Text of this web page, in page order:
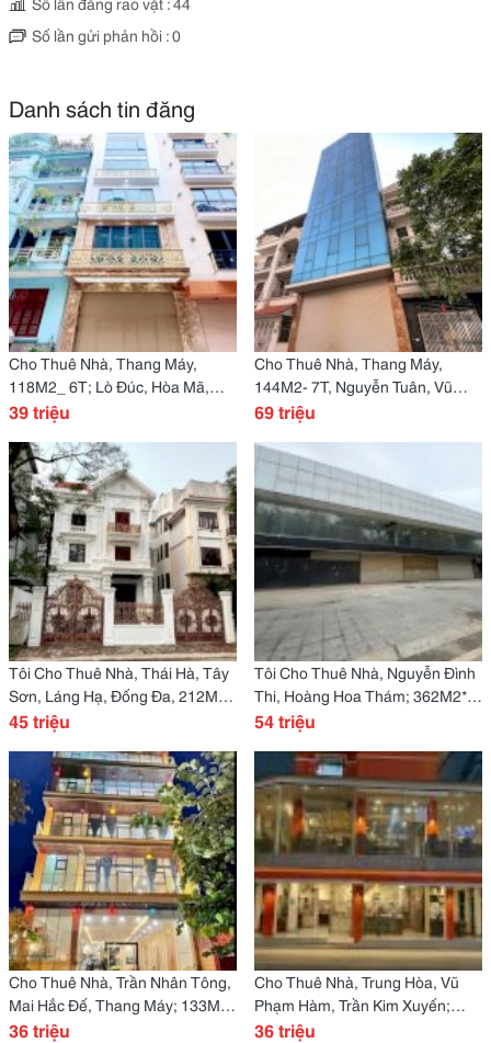
Số lần gửi phản hồi : 0
Danh sách tin đăng
Cho Thuê Nhà, Thang Máy,
118M2_ 6T; Lò Đúc, Hòa Mã,
Hàm Long -39 Tr
39 triệu
Cho Thuê Nhà, Thang Máy,
144M2- 7T, Nguyễn Tuân, Vũ
Trọng Phụng -69 Tr
69 triệu
Tôi Cho Thuê Nhà, Thái Hà, Tây
Sơn, Láng Hạ, Đống Đa, 212M2X
3T -45 Tr
45 triệu
Tôi Cho Thuê Nhà, Nguyễn Đình
Thi, Hoàng Hoa Thám; 362M2*
2T -54 Tr
54 triệu
Cho Thuê Nhà, Trần Nhân Tông,
Mai Hắc Đế, Thang Máy; 133M2*
5T -36 Tr
36 triệu
Cho Thuê Nhà, Trung Hòa, Vũ
Phạm Hàm, Trần Kim Xuyến;
158M2* 2T -36 Tr
36 triệu